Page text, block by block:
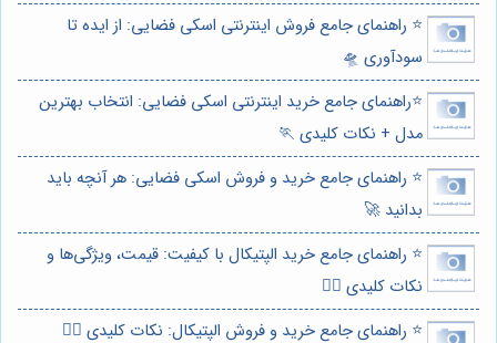
⭐️ راهنمای جامع فروش اینترنتی اسکی فضایی: از ایده تا
سودآوری 🛸
⭐️راهنمای جامع خرید اینترنتی اسکی فضایی: انتخاب بهترین
مدل + نکات کلیدی 🏃
⭐️ راهنمای جامع خرید و فروش اسکی فضایی: هر آنچه باید
بدانید 🚀
⭐️ راهنمای جامع خرید الپتیکال با کیفیت: قیمت، ویژگی‌ها و
نکات کلیدی 🏃‍♀️
⭐️ راهنمای جامع خرید و فروش الپتیکال: نکات کلیدی 🏃‍♀️